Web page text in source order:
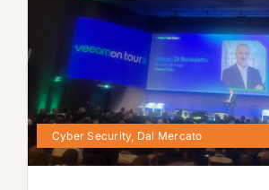
Cyber Security, Dal Mercato